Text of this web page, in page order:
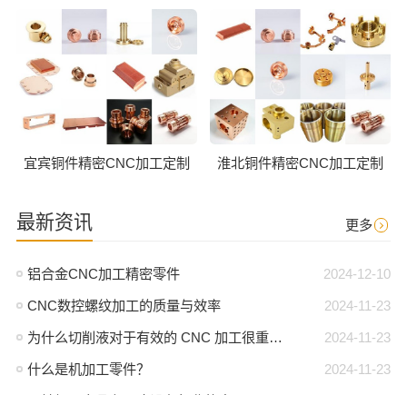
宜宾铜件精密CNC加工定制 淮北铜件精密CNC加工定制
最新资讯 更多
2024-12-10
铝合金CNC加工精密零件
2024-11-23
CNC数控螺纹加工的质量与效率
2024-11-23
为什么切削液对于有效的 CNC 加工很重要？
2024-11-23
什么是机加工零件？